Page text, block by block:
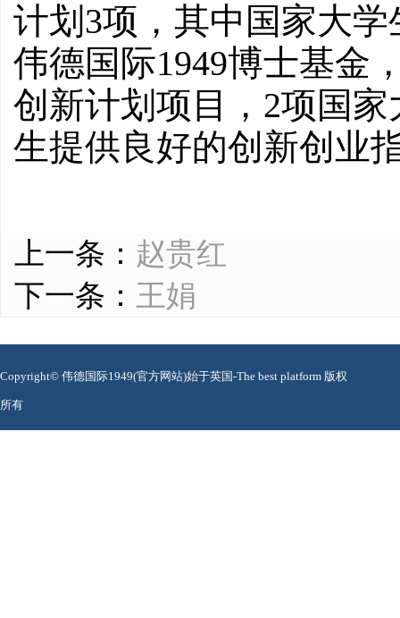
计划3项，其中国家大
伟德国际1949博士基金
创新计划项目，2项国
生提供良好的创新创业
上一条： 赵贵红
下一条： 王娟
Copyright© 伟德国际1949(官方网站)始于英国-The best platform 版权
所有